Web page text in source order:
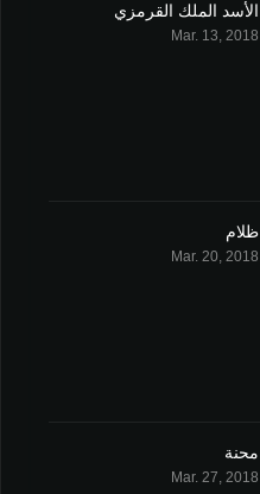
الأسد الملك القرمزي
Mar. 13, 2018
ظلام
Mar. 20, 2018
محنة
Mar. 27, 2018